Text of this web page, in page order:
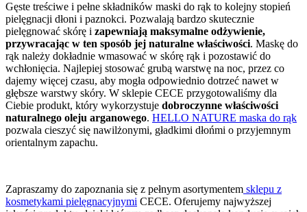
Gęste treściwe i pełne składników maski do rąk to kolejny stopień
pielęgnacji dłoni i paznokci. Pozwalają bardzo skutecznie
pielęgnować skórę i zapewniają maksymalne odżywienie,
przywracając w ten sposób jej naturalne właściwości. Maskę do
rąk należy dokładnie wmasować w skórę rąk i pozostawić do
wchłonięcia. Najlepiej stosować grubą warstwę na noc, przez co
dajemy więcej czasu, aby mogła odpowiednio dotrzeć nawet w
głębsze warstwy skóry. W sklepie CECE przygotowaliśmy dla
Ciebie produkt, który wykorzystuje dobroczynne właściwości
naturalnego oleju arganowego. HELLO NATURE maska do rąk
pozwala cieszyć się nawilżonymi, gładkimi dłońmi o przyjemnym
orientalnym zapachu.
Zapraszamy do zapoznania się z pełnym asortymentem sklepu z
kosmetykami pielęgnacyjnymi CECE. Oferujemy najwyższej